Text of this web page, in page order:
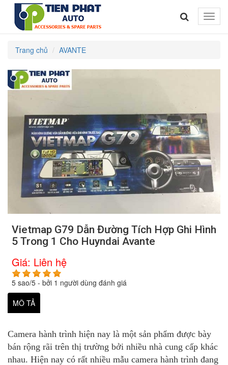
Toggle
Trang chủ AVANTE
Vietmap G79 Dẫn Đường Tích Hợp Ghi Hình
5 Trong 1 Cho Huyndai Avante
Giá: Liên hệ
5 sao/5 - bởi 1 người dùng đánh giá
MÔ TẢ
Camera hành trình hiện nay là một sản phẩm được bày
bán rộng rãi trên thị trường bởi nhiều nhà cung cấp khác
nhau. Hiện nay có rất nhiều mẫu camera hành trình đang